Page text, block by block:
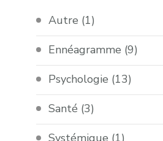
Autre (1)
Ennéagramme (9)
Psychologie (13)
Santé (3)
Systémique (1)